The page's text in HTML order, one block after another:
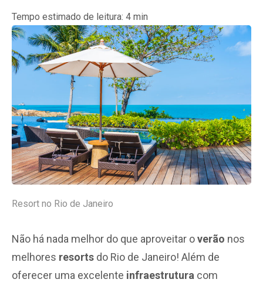
Tempo estimado de leitura: 4 min
Resort no Rio de Janeiro
Não há nada melhor do que aproveitar overão nos
melhores resorts do Rio de Janeiro! Além de
oferecer uma excelente infraestrutura com